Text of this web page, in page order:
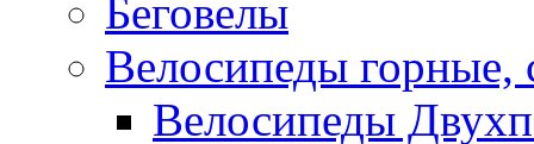
Беговелы
Велосипеды горные,
Велосипеды